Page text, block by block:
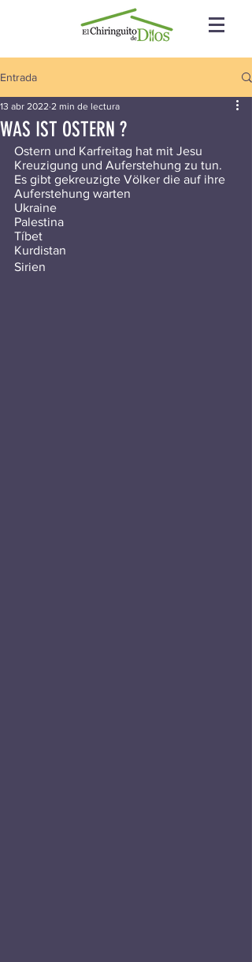
Entrada
WAS IST OSTERN ?
13 abr 2022 2 min de lectura
Ostern und Karfreitag hat mit Jesu
Kreuzigung und Auferstehung zu tun.
Es gibt gekreuzigte Völker die auf ihre
Auferstehung warten
Ukraine
Palestina
Tíbet
Kurdistan
Sirien